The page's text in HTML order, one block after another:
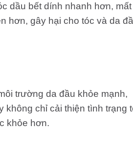
dầu bết dính nhanh hơn,
hơn, gây hại cho tóc và da
trường da đầu khỏe mạnh,
không chỉ cải thiện tình trạng
khỏe hơn.